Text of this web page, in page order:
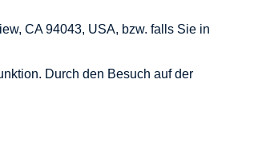
CA 94043, USA, bzw. falls Sie in
Durch den Besuch auf der